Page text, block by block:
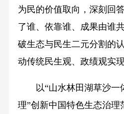
为民的价值取向，深刻回
了谁、依靠谁、成果由谁
破生态与民生二元分割的
动传统民生观、政绩观实
以“山水林田湖草沙一
理”创新中国特色生态治理